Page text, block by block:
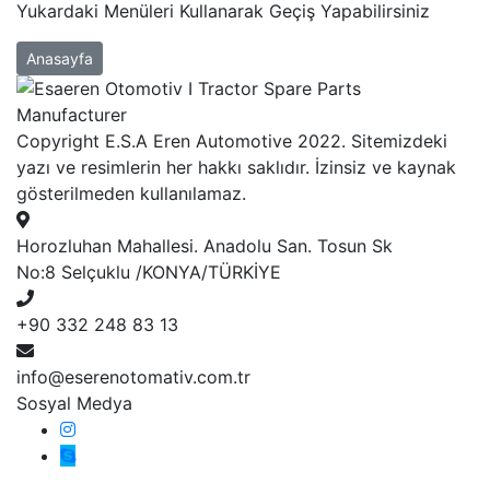
Yukardaki Menüleri Kullanarak Geçiş Yapabilirsiniz
Anasayfa
Copyright E.S.A Eren Automotive 2022. Sitemizdeki
yazı ve resimlerin her hakkı saklıdır. İzinsiz ve kaynak
gösterilmeden kullanılamaz.
Horozluhan Mahallesi. Anadolu San. Tosun Sk
No:8 Selçuklu /KONYA/TÜRKİYE
+90 332 248 83 13
info@eserenotomativ.com.tr
Sosyal Medya